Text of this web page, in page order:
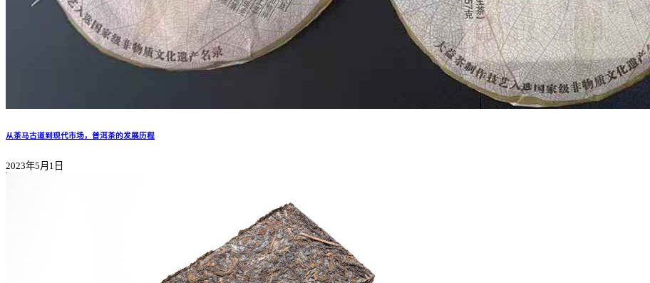
从茶马古道到现代市场，普洱茶的发展历程
2023年5月1日